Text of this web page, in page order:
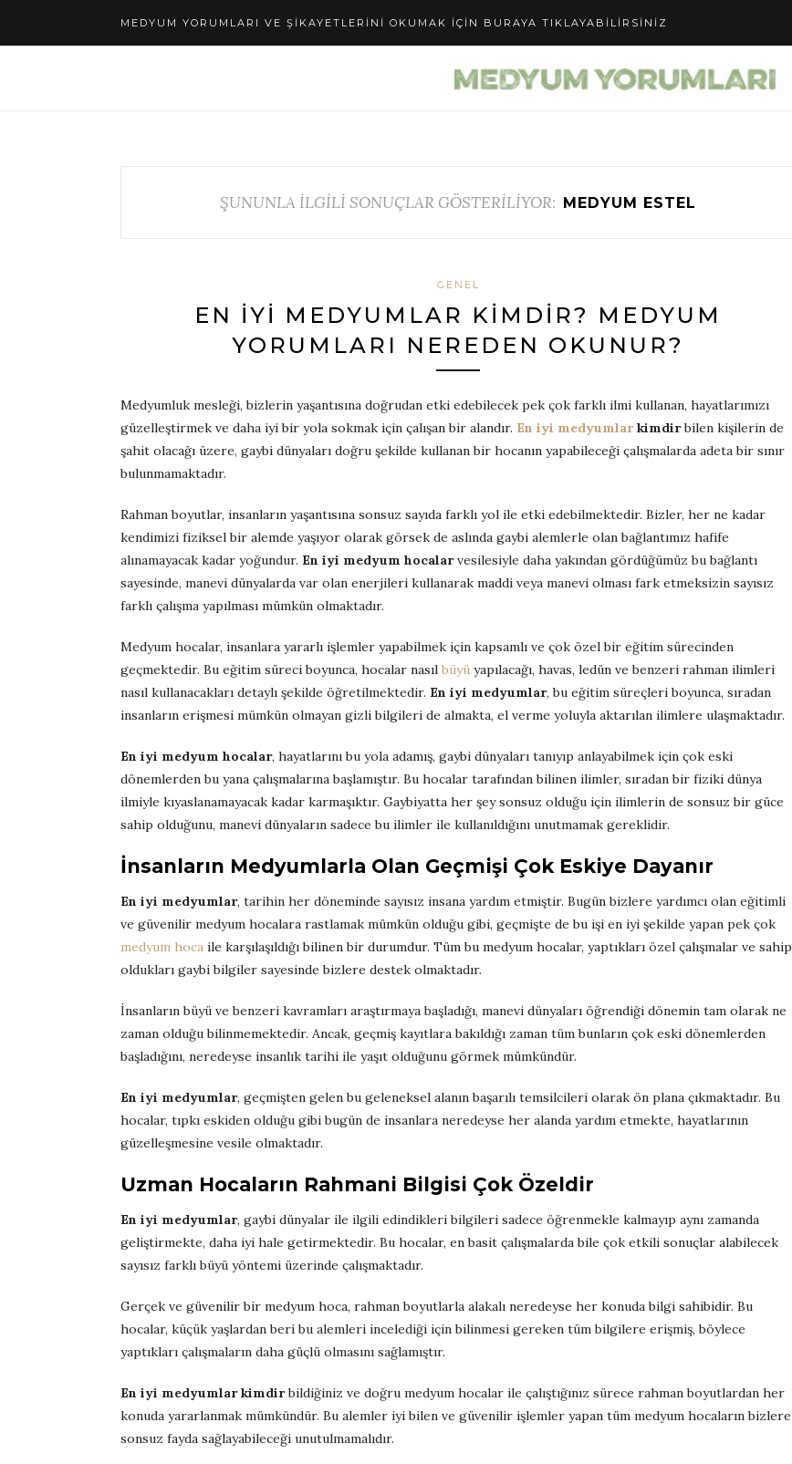
MEDYUM YORUMLARI VE ŞIKAYETLERINI OKUMAK IÇIN BURAYA TIKLAYABILIRSINIZ
ŞUNUNLA İLGİLİ SONUÇLAR GÖSTERİLİYOR: MEDYUM ESTEL
GENEL
EN İYI MEDYUMLAR KIMDIR? MEDYUM
YORUMLARI NEREDEN OKUNUR?
Medyumluk mesleği, bizlerin yaşantısına doğrudan etki edebilecek pek çok farklı ilmi kullanan, hayatlarımızı
güzelleştirmek ve daha iyi bir yola sokmak için çalışan bir alandır. En iyi medyumlarkimdirbilen kişilerin de
şahit olacağı üzere, gaybi dünyaları doğru şekilde kullanan bir hocanın yapabileceği çalışmalarda adeta bir sınır
bulunmamaktadır.
Rahman boyutlar, insanların yaşantısına sonsuz sayıda farklı yol ile etki edebilmektedir. Bizler, her ne kadar
kendimizi fiziksel bir alemde yaşıyor olarak görsek de aslında gaybi alemlerle olan bağlantımız hafife
alınamayacak kadar yoğundur. En iyi medyum hocalarvesilesiyle daha yakından gördüğümüz bu bağlantı
sayesinde, manevi dünyalarda var olan enerjileri kullanarak maddi veya manevi olması fark etmeksizin sayısız
farklı çalışma yapılması mümkün olmaktadır.
Medyum hocalar, insanlara yararlı işlemler yapabilmek için kapsamlı ve çok özel bir eğitim sürecinden
geçmektedir. Bu eğitim süreci boyunca, hocalar nasıl büyü yapılacağı, havas, ledün ve benzeri rahman ilimleri
nasıl kullanacakları detaylı şekilde öğretilmektedir. En iyi medyumlar, bu eğitim süreçleri boyunca, sıradan
insanların erişmesi mümkün olmayan gizli bilgileri de almakta, el verme yoluyla aktarılan ilimlere ulaşmaktadır.
En iyi medyum hocalar, hayatlarını bu yola adamış, gaybi dünyaları tanıyıp anlayabilmek için çok eski
dönemlerden bu yana çalışmalarına başlamıştır. Bu hocalar tarafından bilinen ilimler, sıradan bir fiziki dünya
ilmiyle kıyaslanamayacak kadar karmaşıktır. Gaybiyatta her şey sonsuz olduğu için ilimlerin de sonsuz bir güce
sahip olduğunu, manevi dünyaların sadece bu ilimler ile kullanıldığını unutmamak gereklidir.
İnsanların Medyumlarla Olan Geçmişi Çok Eskiye Dayanır
En iyi medyumlar, tarihin her döneminde sayısız insana yardım etmiştir. Bugün bizlere yardımcı olan eğitimli
ve güvenilir medyum hocalara rastlamak mümkün olduğu gibi, geçmişte de bu işi en iyi şekilde yapan pek çok
medyum hoca ile karşılaşıldığı bilinen bir durumdur. Tüm bu medyum hocalar, yaptıkları özel çalışmalar ve sahip
oldukları gaybi bilgiler sayesinde bizlere destek olmaktadır.
İnsanların büyü ve benzeri kavramları araştırmaya başladığı, manevi dünyaları öğrendiği dönemin tam olarak ne
zaman olduğu bilinmemektedir. Ancak, geçmiş kayıtlara bakıldığı zaman tüm bunların çok eski dönemlerden
başladığını, neredeyse insanlık tarihi ile yaşıt olduğunu görmek mümkündür.
En iyi medyumlar, geçmişten gelen bu geleneksel alanın başarılı temsilcileri olarak ön plana çıkmaktadır. Bu
hocalar, tıpkı eskiden olduğu gibi bugün de insanlara neredeyse her alanda yardım etmekte, hayatlarının
güzelleşmesine vesile olmaktadır.
Uzman Hocaların Rahmani Bilgisi Çok Özeldir
En iyi medyumlar, gaybi dünyalar ile ilgili edindikleri bilgileri sadece öğrenmekle kalmayıp aynı zamanda
geliştirmekte, daha iyi hale getirmektedir. Bu hocalar, en basit çalışmalarda bile çok etkili sonuçlar alabilecek
sayısız farklı büyü yöntemi üzerinde çalışmaktadır.
Gerçek ve güvenilir bir medyum hoca, rahman boyutlarla alakalı neredeyse her konuda bilgi sahibidir. Bu
hocalar, küçük yaşlardan beri bu alemleri incelediği için bilinmesi gereken tüm bilgilere erişmiş, böylece
yaptıkları çalışmaların daha güçlü olmasını sağlamıştır.
En iyi medyumlar kimdirbildiğiniz ve doğru medyum hocalar ile çalıştığınız sürece rahman boyutlardan her
konuda yararlanmak mümkündür. Bu alemler iyi bilen ve güvenilir işlemler yapan tüm medyum hocaların bizlere
sonsuz fayda sağlayabileceği unutulmamalıdır.